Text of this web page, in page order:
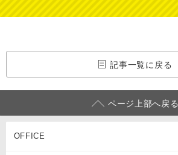
記事一覧に戻る
ページ上部へ戻る
OFFICE